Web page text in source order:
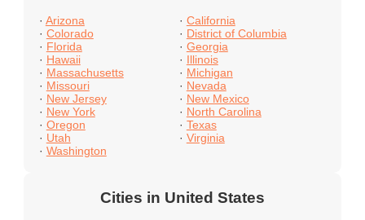
· Arizona · California
· Colorado · District of Columbia
· Florida · Georgia
· Hawaii · Illinois
· Massachusetts · Michigan
· Missouri · Nevada
· New Jersey · New Mexico
· New York · North Carolina
· Oregon · Texas
· Utah · Virginia
· Washington
Cities in United States